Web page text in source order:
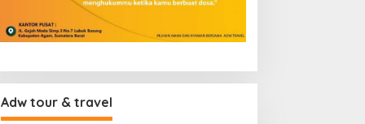
Adw tour & travel